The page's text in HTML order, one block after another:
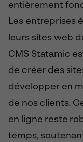
entièrement
Les entreprises
leurs sites web
CMS Statamic
de créer des
développer en
de nos clients.
en ligne reste
temps,